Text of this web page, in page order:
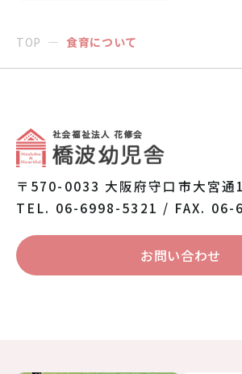
TOP 食育について
〒570-0033 大阪府守口市大宮
TEL. 06-6998-5321 / FAX. 06-
お問い合わせ